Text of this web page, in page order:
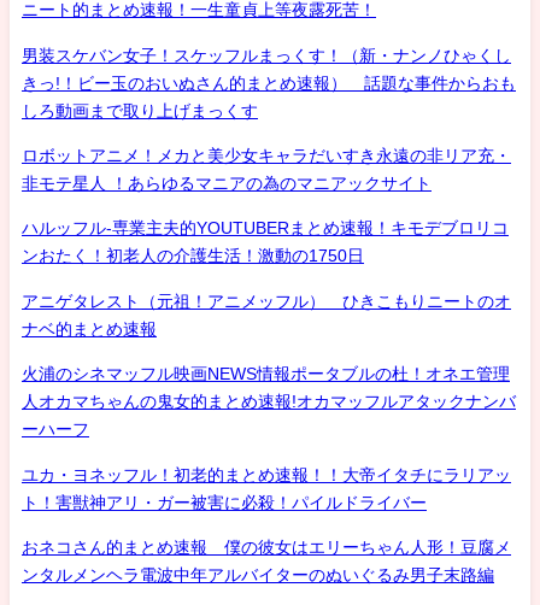
ニート的まとめ速報！一生童貞上等夜露死苦！
男装スケバン女子！スケッフルまっくす！（新・ナンノひゃくし
きっ!！ビー玉のおいぬさん的まとめ速報） 話題な事件からおも
しろ動画まで取り上げまっくす
ロボットアニメ！メカと美少女キャラだいすき永遠の非リア充・
非モテ星人 ！あらゆるマニアの為のマニアックサイト
ハルッフル-専業主夫的YOUTUBERまとめ速報！キモデブロリコ
ンおたく！初老人の介護生活！激動の1750日
アニゲタレスト（元祖！アニメッフル） ひきこもりニートのオ
ナベ的まとめ速報
火浦のシネマッフル映画NEWS情報ポータブルの杜！オネエ管理
人オカマちゃんの鬼女的まとめ速報!オカマッフルアタックナンバ
ーハーフ
ユカ・ヨネッフル！初老的まとめ速報！！大帝イタチにラリアッ
ト！害獣神アリ・ガー被害に必殺！パイルドライバー
おネコさん的まとめ速報 僕の彼女はエリーちゃん人形！豆腐メ
ンタルメンヘラ電波中年アルバイターのぬいぐるみ男子末路編